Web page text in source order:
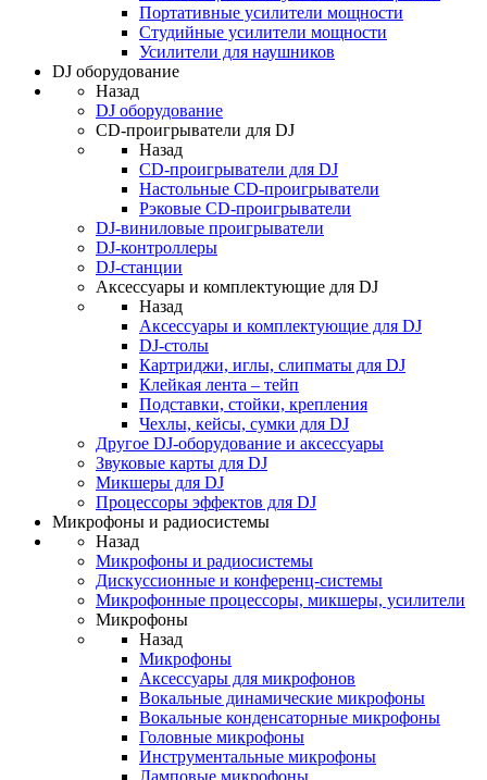
Портативные усилители мощности
Студийные усилители мощности
Усилители для наушников
DJ оборудование
Назад
DJ оборудование
CD-проигрыватели для DJ
Назад
CD-проигрыватели для DJ
Настольные CD-проигрыватели
Рэковые CD-проигрыватели
DJ-виниловые проигрыватели
DJ-контроллеры
DJ-станции
Аксессуары и комплектующие для DJ
Назад
Аксессуары и комплектующие для DJ
DJ-столы
Картриджи, иглы, слипматы для DJ
Клейкая лента – тейп
Подставки, стойки, крепления
Чехлы, кейсы, сумки для DJ
Другое DJ-оборудование и аксессуары
Звуковые карты для DJ
Микшеры для DJ
Процессоры эффектов для DJ
Микрофоны и радиосистемы
Назад
Микрофоны и радиосистемы
Дискуссионные и конференц-системы
Микрофонные процессоры, микшеры, усилители
Микрофоны
Назад
Микрофоны
Аксессуары для микрофонов
Вокальные динамические микрофоны
Вокальные конденсаторные микрофоны
Головные микрофоны
Инструментальные микрофоны
Ламповые микрофоны